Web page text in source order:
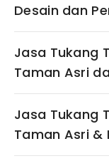
Desain dan
Jasa Tukang
Taman Asri
Jasa Tukang
Taman Asri &